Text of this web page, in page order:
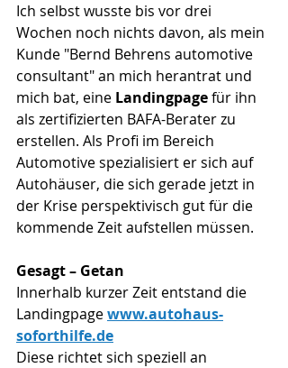
Ich selbst wusste bis vor drei
Wochen noch nichts davon, als mein
Kunde "Bernd Behrens automotive
consultant" an mich herantrat und
mich bat, eine Landingpage für ihn
als zertifizierten BAFA-Berater zu
erstellen. Als Profi im Bereich
Automotive spezialisiert er sich auf
Autohäuser, die sich gerade jetzt in
der Krise perspektivisch gut für die
kommende Zeit aufstellen müssen.
Gesagt – Getan
Innerhalb kurzer Zeit entstand die
Landingpage www.autohaus-
soforthilfe.de
Diese richtet sich speziell an